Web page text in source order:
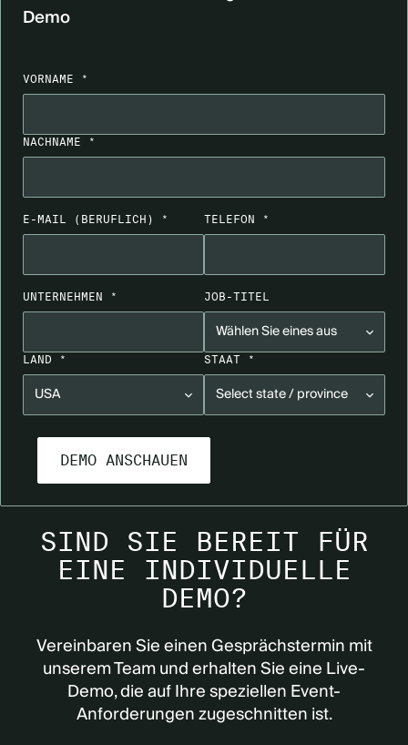
Demo
VORNAME *
NACHNAME *
E-MAIL (BERUFLICH) * TELEFON *
UNTERNEHMEN * JOB-TITEL
LAND * STAAT *
SIND SIE BEREIT FÜR
EINE INDIVIDUELLE
DEMO?
Vereinbaren Sie einen Gesprächstermin mit
unserem Team und erhalten Sie eine Live-
Demo, die auf Ihre speziellen Event-
Anforderungen zugeschnitten ist.